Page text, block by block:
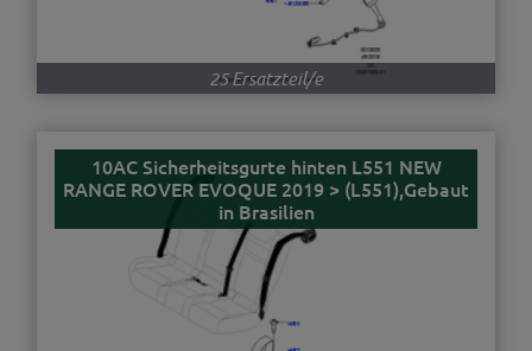
25 Ersatzteil/e
10AC Sicherheitsgurte hinten L551 NEW
RANGE ROVER EVOQUE 2019 > (L551),Gebaut
in Brasilien